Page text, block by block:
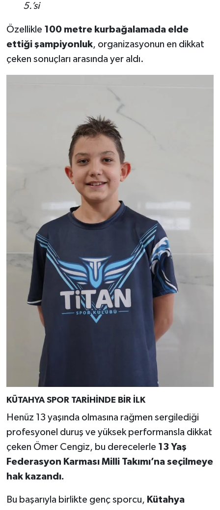
5.’si
Özellikle 100 metre kurbağalamada elde
ettiği şampiyonluk, organizasyonun en dikkat
çeken sonuçları arasında yer aldı.
KÜTAHYA SPOR TARİHİNDE BİR İLK
Henüz 13 yaşında olmasına rağmen sergilediği
profesyonel duruş ve yüksek performansla dikkat
çeken Ömer Cengiz, bu derecelerle 13 Yaş
Federasyon Karması Milli Takımı’na seçilmeye
hak kazandı.
Bu başarıyla birlikte genç sporcu, Kütahya